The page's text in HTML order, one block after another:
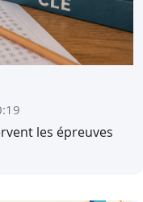
les épreuves